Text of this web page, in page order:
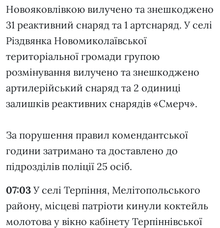
Новояковлівкою вилучено та знешкоджено
31 реактивний снаряд та 1 артснаряд. У селі
Різдвянка Новомиколаївської
територіальної громади групою
розмінування вилучено та знешкоджено
артилерійський снаряд та 2 одиниці
залишків реактивних снарядів «Смерч».
За порушення правил комендантської
години затримано та доставлено до
підрозділів поліції 25 осіб.
07:03 У селі Терпіння, Мелітопольського
району, місцеві патріоти кинули коктейль
молотова у вікно кабінету Терпіннівської